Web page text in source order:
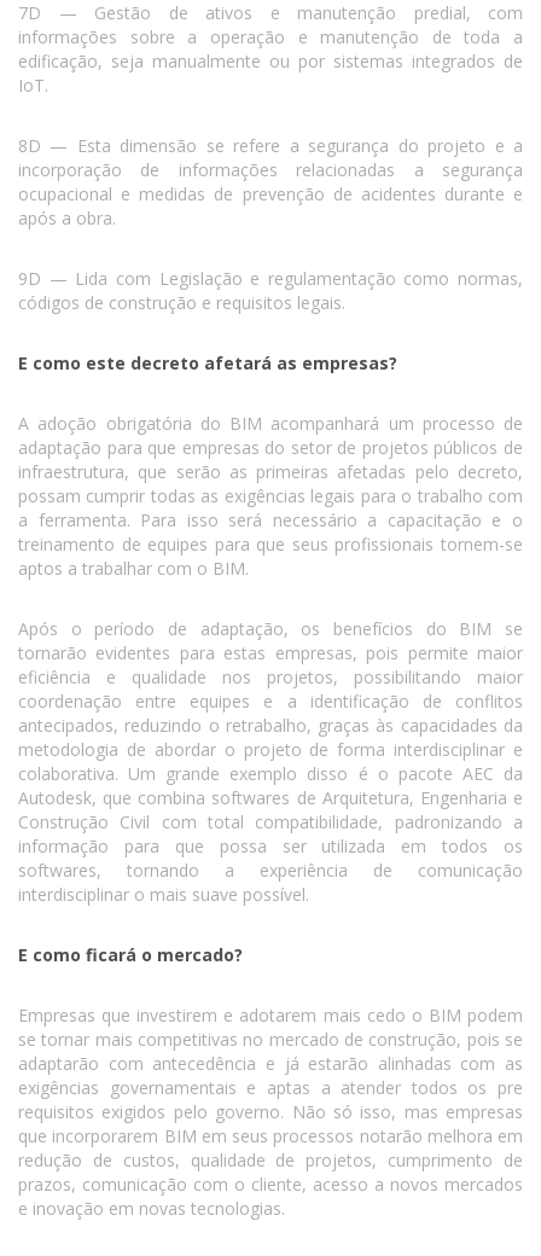
7D — Gestão de ativos e manutenção predial, com
informações sobre a operação e manutenção de toda a
edificação, seja manualmente ou por sistemas integrados de
IoT.
8D — Esta dimensão se refere a segurança do projeto e a
incorporação de informações relacionadas a segurança
ocupacional e medidas de prevenção de acidentes durante e
após a obra.
9D — Lida com Legislação e regulamentação como normas,
códigos de construção e requisitos legais.
E como este decreto afetará as empresas?
A adoção obrigatória do BIM acompanhará um processo de
adaptação para que empresas do setor de projetos públicos de
infraestrutura, que serão as primeiras afetadas pelo decreto,
possam cumprir todas as exigências legais para o trabalho com
a ferramenta. Para isso será necessário a capacitação e o
treinamento de equipes para que seus profissionais tornem-se
aptos a trabalhar com o BIM.
Após o período de adaptação, os benefícios do BIM se
tornarão evidentes para estas empresas, pois permite maior
eficiência e qualidade nos projetos, possibilitando maior
coordenação entre equipes e a identificação de conflitos
antecipados, reduzindo o retrabalho, graças às capacidades da
metodologia de abordar o projeto de forma interdisciplinar e
colaborativa. Um grande exemplo disso é o pacote AEC da
Autodesk, que combina softwares de Arquitetura, Engenharia e
Construção Civil com total compatibilidade, padronizando a
informação para que possa ser utilizada em todos os
softwares, tornando a experiência de comunicação
interdisciplinar o mais suave possível.
E como ficará o mercado?
Empresas que investirem e adotarem mais cedo o BIM podem
se tornar mais competitivas no mercado de construção, pois se
adaptarão com antecedência e já estarão alinhadas com as
exigências governamentais e aptas a atender todos os pre
requisitos exigidos pelo governo. Não só isso, mas empresas
que incorporarem BIM em seus processos notarão melhora em
redução de custos, qualidade de projetos, cumprimento de
prazos, comunicação com o cliente, acesso a novos mercados
e inovação em novas tecnologias.